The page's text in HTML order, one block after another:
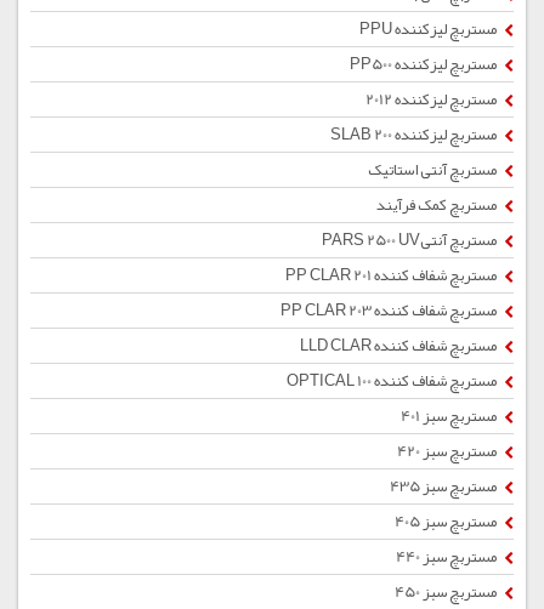
مستربچ لیزکننده PPU
مستربچ لیزکننده PP500
مستربچ لیزکننده 2012
مستربچ لیزکننده SLAB 200
مستربچ آنتی استاتیک
مستربچ کمک فرآیند
مستربچ آنتیPARS 2500 UV
مستربچ شفاف کننده PP CLAR 201
مستربچ شفاف کننده PP CLAR 203
مستربچ شفاف کننده LLD CLAR
مستربچ شفاف کننده OPTICAL 100
مستربچ سبز 401
مستربچ سبز 420
مستربچ سبز 435
مستربچ سبز 405
مستربچ سبز 440
مستربچ سبز 450